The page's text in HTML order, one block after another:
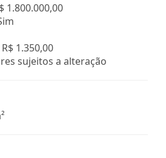
1.800.000,00
R$ 1.350,00
sujeitos a alteração